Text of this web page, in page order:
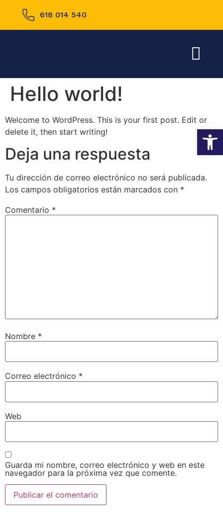
Abrir
618 014 540
Hello world!
Welcome to WordPress. This is your first post. Edit or
delete it, then start writing!
Deja una respuesta
Tu dirección de correo electrónico no será publicada.
Los campos obligatorios están marcados con *
Comentario *
Nombre *
Correo electrónico *
Web
Guarda mi nombre, correo electrónico y web en este
navegador para la próxima vez que comente.